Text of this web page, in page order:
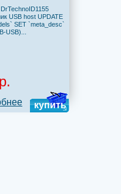
USB host UPDATE
SET `meta_desc`
USB)...
купить